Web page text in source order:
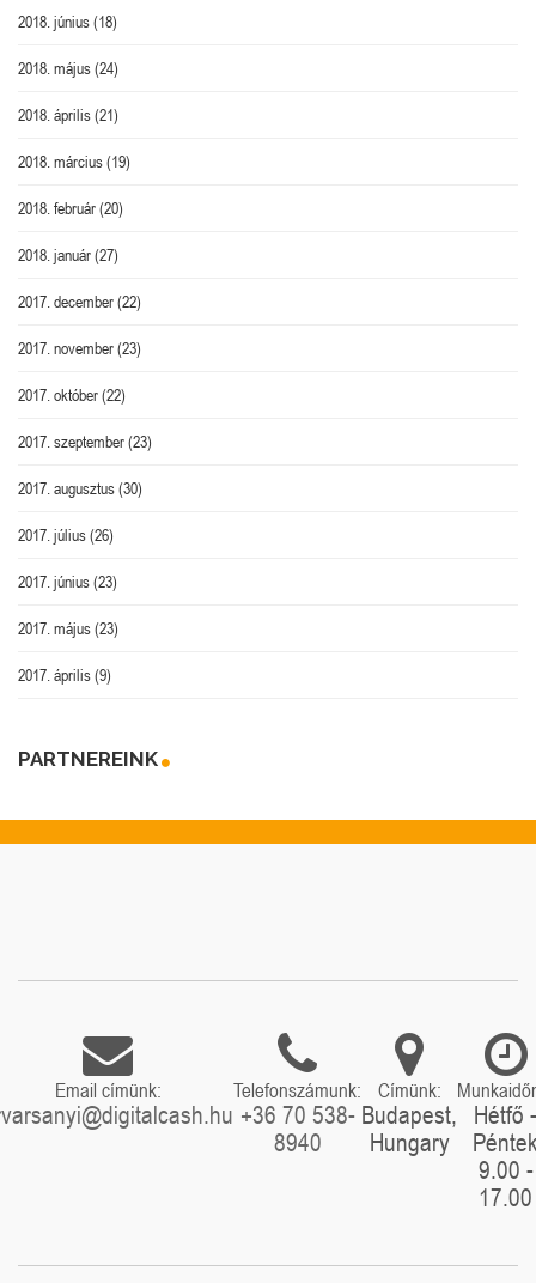
2018. június(18)
2018. május(24)
2018. április(21)
2018. március(19)
2018. február(20)
2018. január(27)
2017. december(22)
2017. november(23)
2017. október(22)
2017. szeptember(23)
2017. augusztus(30)
2017. július(26)
2017. június(23)
2017. május(23)
2017. április(9)
PARTNEREINK
Email címünk: Telefonszámunk:
+36 70 538-
8940
Címünk:
Budapest,
Hungary
Hétfő -
9.00 -
17.00